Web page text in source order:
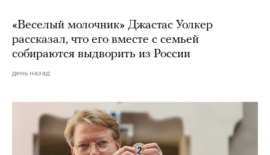
«Веселый молочник» Джастас Уолкер
рассказал, что его вместе с семьей
собираются выдворить из России
день назад